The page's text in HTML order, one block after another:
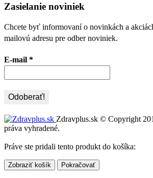
Zasielanie noviniek
Chcete byť informovaní o novinkách a
mailovú adresu pre odber noviniek.
E-mail *
Zdravplus.sk © Copyright
práva vyhradené.
Práve ste pridali tento produkt do košíka:
Zobraziť košík Pokračovať